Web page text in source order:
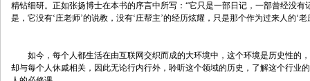
精钻细研。正如张扬博士在本书的序言中所写：“它只是一部日记，一部曾经没
是，它没有‘庄老师’的说教，没有‘庄帮主’的经历炫耀，只是那个作为过来人的‘老
如今，每个人都生活在由互联网交织而成的大环境中，这个环境是历史性的
却与每个人休戚相关，因此无论行内行外，聆听这个领域的历史，了解这个行业